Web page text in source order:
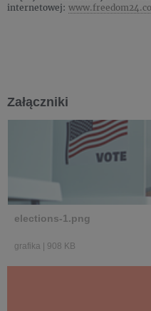
internetowej:
Załączniki
elections-1.png
grafika | 908 KB